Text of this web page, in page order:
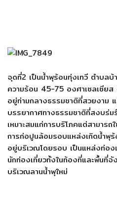
จุดที่2 เป็นน้ำพุร้อนทุ่งเทวี ตำบลบ้
ความร้อน 45-75 องศาเซลเซีย
อยู่ท่ามกลางธรรมชาติที่สวยงาม
บรรยากาศทางธรรมชาติที่สงบร่ม
เหมาะสมแก่การบริโภคแต่สามาร
การก่อปูนล้อมรอบแหล่งเกิดน้ำพุ
อยู่บริเวณโดยรอบ เป็นแหล่งท่อง
นักท่องเที่ยวทั้งในท้องที่และพื้นที่จั
บริเวณลานน้ำพุใหม่